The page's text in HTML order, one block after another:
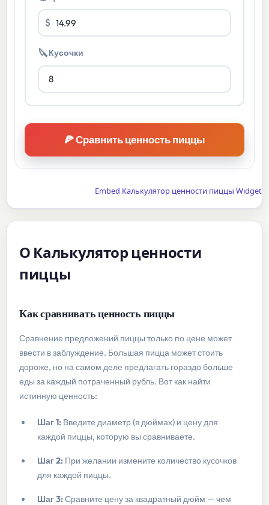
$
🔪Кусочки
🍕 Сравнить ценность пиццы
Embed Калькулятор ценности пиццы Widget
О Калькулятор ценности
пиццы
Как сравнивать ценность пиццы
Сравнение предложений пиццы только по цене может
ввести в заблуждение. Большая пицца может стоить
дороже, но на самом деле предлагать гораздо больше
еды за каждый потраченный рубль. Вот как найти
истинную ценность:
Шаг 1: Введите диаметр (в дюймах) и цену для
каждой пиццы, которую вы сравниваете.
Шаг 2: При желании измените количество кусочков
для каждой пиццы.
Шаг 3:Сравните цену за квадратный дюйм — чем